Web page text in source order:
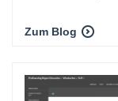
Zum Blog